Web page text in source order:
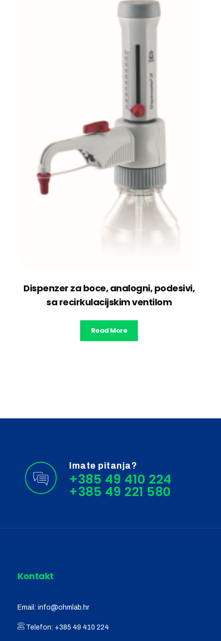
Dispenzer za boce, analogni, podesivi,
sa recirkulacijskim ventilom
Read More
Imate pitanja?
+385 49 410 224
Kontakt
Email: info@ohmlab.hr
Telefon: +385 49 410 224